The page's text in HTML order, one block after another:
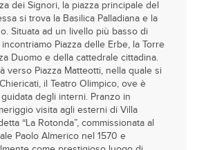
dei Signori, la piazza principale del
si trova la Basilica Palladiana e la
Situata ad un livello più basso di
incontriamo Piazza delle Erbe, la Torre
Duomo e della cattedrale cittadina.
verso Piazza Matteotti, nella quale si
il Teatro Olimpico, ove è
degli interni. Pranzo in
visita agli esterni di Villa
“La Rotonda”, commissionata al
Paolo Almerico nel 1570 e